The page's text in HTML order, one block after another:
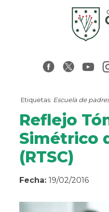
Etiquetas: Escuela de
Reflejo
Simétrico
(RTSC)
Fecha: 19/02/2016